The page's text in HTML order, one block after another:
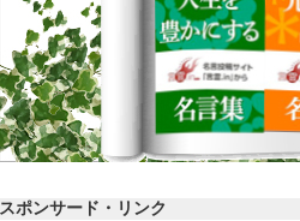
スポンサード・リンク